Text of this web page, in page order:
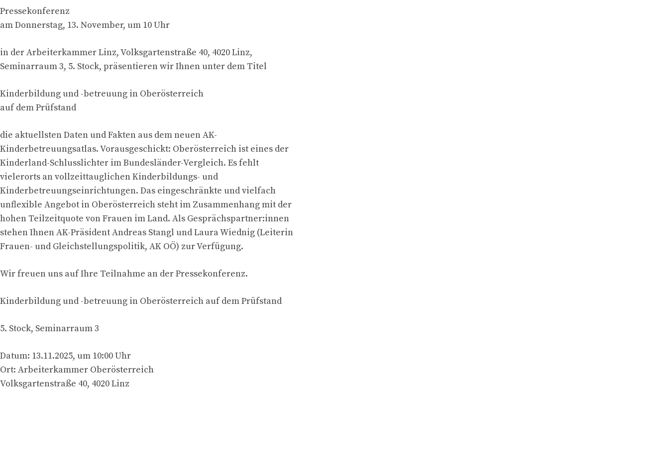
Pressekonferenz
am Donnerstag, 13. November, um 10 Uhr
in der Arbeiterkammer Linz, Volksgartenstraße 40, 4020 Linz,
Seminarraum 3, 5. Stock, präsentieren wir Ihnen unter dem Titel
Kinderbildung und -betreuung in Oberösterreich
auf dem Prüfstand
die aktuellsten Daten und Fakten aus dem neuen AK-
Kinderbetreuungsatlas. Vorausgeschickt: Oberösterreich ist eines der
Kinderland-Schlusslichter im Bundesländer-Vergleich. Es fehlt
vielerorts an vollzeittauglichen Kinderbildungs- und
Kinderbetreuungseinrichtungen. Das eingeschränkte und vielfach
unflexible Angebot in Oberösterreich steht im Zusammenhang mit der
hohen Teilzeitquote von Frauen im Land. Als Gesprächspartner:innen
stehen Ihnen AK-Präsident Andreas Stangl und Laura Wiednig (Leiterin
Frauen- und Gleichstellungspolitik, AK OÖ) zur Verfügung.
Wir freuen uns auf Ihre Teilnahme an der Pressekonferenz.
Kinderbildung und -betreuung in Oberösterreich auf dem Prüfstand
5. Stock, Seminarraum 3
Datum: 13.11.2025, um 10:00 Uhr
Ort: Arbeiterkammer Oberösterreich
Volksgartenstraße 40, 4020 Linz